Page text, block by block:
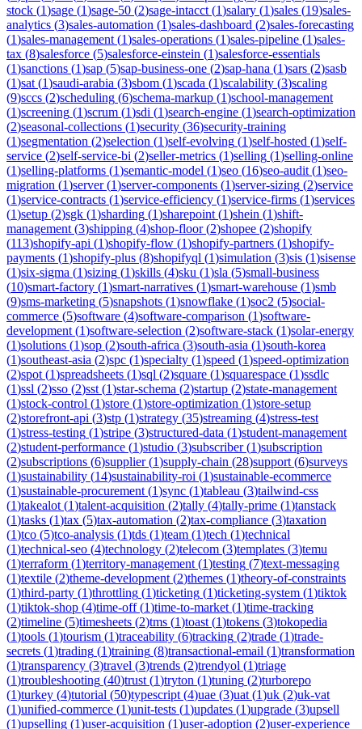
stock (1)sage (1)sage-50 (2)sage-intacct (1)salary (1)sales (19)sales-
analytics (3)sales-automation (1)sales-dashboard (2)sales-forecasting
(1)sales-management (1)sales-operations (1)sales-pipeline (1)sales-
tax (8)salesforce (5)salesforce-einstein (1)salesforce-essentials
(1)sanctions (1)sap (5)sap-business-one (2)sap-hana (1)sars (2)sasb
(1)sat (1)saudi-arabia (3)sbom (1)scada (1)scalability (3)scaling
(9)sccs (2)scheduling (6)schema-markup (1)school-management
(1)screening (1)scrum (1)sdi (1)search-engine (1)search-optimization
(2)seasonal-collections (1)security (36)security-training
(1)segmentation (2)selection (1)self-evolving (1)self-hosted (1)self-
service (2)self-service-bi (2)seller-metrics (1)selling (1)selling-online
(1)selling-platforms (1)semantic-model (1)seo (16)seo-audit (1)seo-
migration (1)server(1)server-components (1)server-sizing (2)service
(1)service-contracts (1)service-efficiency (1)service-firms (1)services
(1)setup (2)sgk (1)sharding (1)sharepoint (1)shein (1)shift-
management (3)shipping (4)shop-floor(2)shopee (2)shopify
(113)shopify-api (1)shopify-flow (1)shopify-partners (1)shopify-
payments (1)shopify-plus (8)shopifyql (1)simulation (3)sis (1)sisense
(1)six-sigma (1)sizing (1)skills (4)sku (1)sla (5)small-business
(10)smart-factory (1)smart-narratives (1)smart-warehouse (1)smb
(9)sms-marketing (5)snapshots (1)snowflake (1)soc2 (5)social-
commerce (5)software (4)software-comparison (1)software-
development (1)software-selection (2)software-stack (1)solar-energy
(1)solutions (1)sop (2)south-africa (3)south-asia (1)south-korea
(1)southeast-asia (2)spc (1)specialty (1)speed (1)speed-optimization
(2)spot (1)spreadsheets (1)sql (2)square (1)squarespace (1)ssdlc
(1)ssl (2)sso (2)sst (1)star-schema (2)startup (2)state-management
(1)stock-control (1)store (1)store-optimization (1)store-setup
(2)storefront-api (3)stp (1)strategy (35)streaming (4)stress-test
(1)stress-testing (1)stripe (3)structured-data (1)student-management
(2)student-performance (1)studio (3)subscriber(1)subscription
(2)subscriptions (6)supplier(1)supply-chain (28)support (6)surveys
(1)sustainability (14)sustainability-roi (1)sustainable-ecommerce
(1)sustainable-procurement (1)sync (1)tableau (3)tailwind-css
(1)takealot (1)talent-acquisition (2)tally (4)tally-prime (1)tanstack
(1)tasks (1)tax (5)tax-automation (2)tax-compliance (3)taxation
(1)tco (5)tco-analysis (1)tds (1)team (1)tech (1)technical
(1)technical-seo (4)technology (2)telecom (3)templates (3)temu
(1)terraform (1)territory-management (1)testing (7)text-messaging
(1)textile (2)theme-development (2)themes (1)theory-of-constraints
(1)third-party (1)throttling (1)ticketing (1)ticketing-system (1)tiktok
(1)tiktok-shop (4)time-off(1)time-to-market (1)time-tracking
(2)timeline (5)timesheets (2)tms (1)toast (1)tokens (3)tokopedia
(1)tools (1)tourism (1)traceability (6)tracking (2)trade (1)trade-
secrets (1)trading (1)training (8)transactional-email (1)transformation
(1)transparency (3)travel (3)trends (2)trendyol (1)triage
(1)troubleshooting (40)trust (1)tryton (1)tuning (2)turborepo
(1)turkey (4)tutorial (50)typescript (4)uae (3)uat (1)uk (2)uk-vat
(1)unified-commerce (1)unit-tests (1)updates (1)upgrade (3)upsell
(1)upselling (1)user-acquisition (1)user-adoption (2)user-experience